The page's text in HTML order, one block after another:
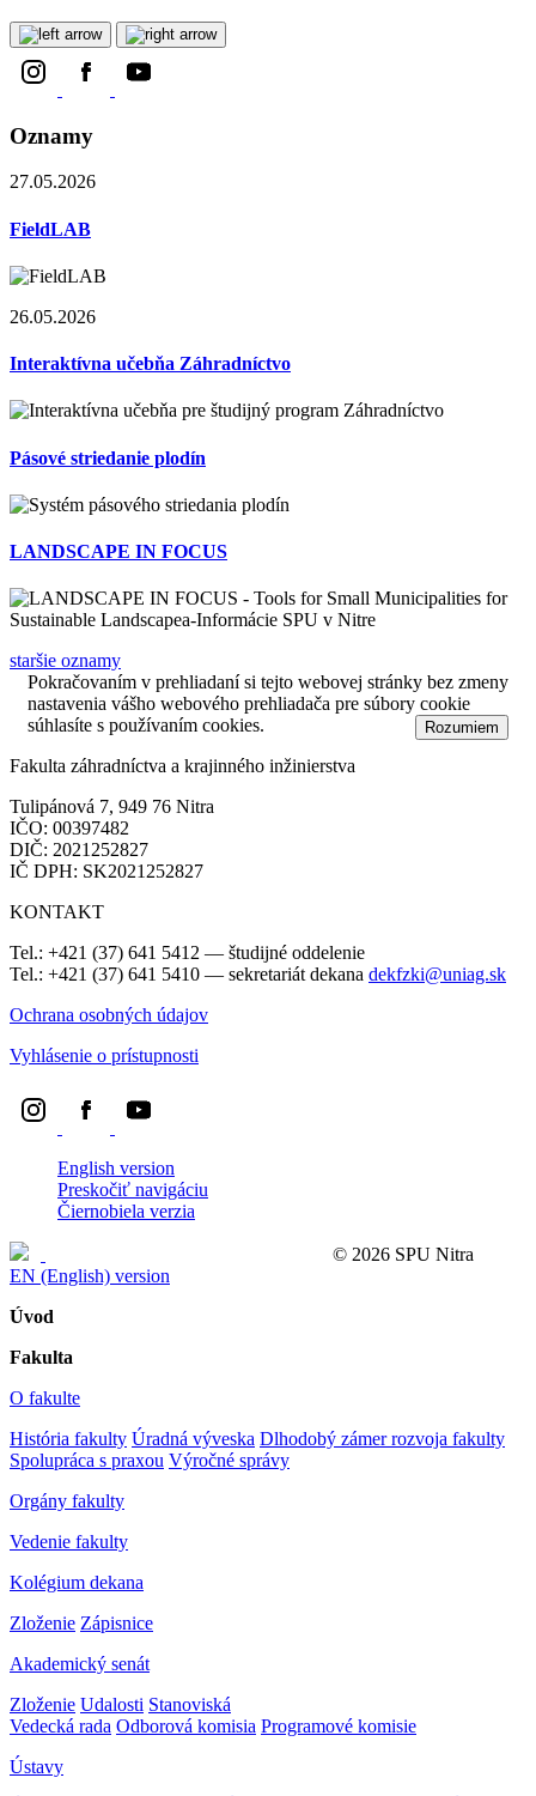
Oznamy
27.05.2026
FieldLAB
26.05.2026
Interaktívna učebňa Záhradníctvo
Pásové striedanie plodín
LANDSCAPE IN FOCUS
staršie oznamy
Pokračovaním v prehliadaní si tejto webovej stránky bez zmeny
nastavenia vášho webového prehliadača pre súbory cookie
súhlasíte s používaním cookies.
Rozumiem
Fakulta záhradníctva a krajinného inžinierstva
Tulipánová 7, 949 76 Nitra
IČO: 00397482
DIČ: 2021252827
IČ DPH: SK2021252827
KONTAKT
Tel.: +421 (37) 641 5412 — študijné oddelenie
Tel.: +421 (37) 641 5410 — sekretariát dekana dekfzki@uniag.sk
Ochrana osobných údajov
Vyhlásenie o prístupnosti
English version
Preskočiť navigáciu
Čiernobiela verzia
© 2026 SPU Nitra
EN (English) version
Úvod
Fakulta
O fakulte
História fakulty Úradná výveska Dlhodobý zámer rozvoja fakulty
Spolupráca s praxou Výročné správy
Orgány fakulty
Vedenie fakulty
Kolégium dekana
Zloženie Zápisnice
Akademický senát
Zloženie Udalosti Stanoviská
Vedecká rada Odborová komisia Programové komisie
Ústavy